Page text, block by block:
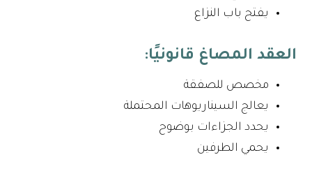
يفتح باب النزاع
العقد المصاغ قانونيًا:
مخصص للصفقة
يعالج السيناريوهات المحتملة
يحدد الجزاءات بوضوح
يحمي الطرفين